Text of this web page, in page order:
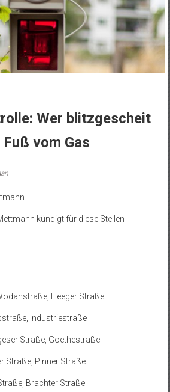
Wer blitzgescheit
vom Gas
kündigt für diese Stellen
Heeger Straße
Industriestraße
Straße, Goethestraße
Straße, Pinner Straße
Brachter Straße